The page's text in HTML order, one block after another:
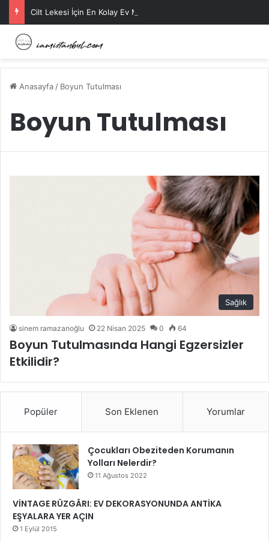
Cilt Lekesi İçin En Kolay Ev Maskeleri Nelerdir?
Anasayfa / Boyun Tutulması
Boyun Tutulması
Sağlık
sinem ramazanoğlu 22 Nisan 2025 0 64
Boyun Tutulmasında Hangi Egzersizler
Etkilidir?
Popüler Son Eklenen Yorumlar
Çocukları Obeziteden Korumanın
Yolları Nelerdir?
11 Ağustos 2022
VİNTAGE RÜZGÂRI: EV DEKORASYONUNDA ANTİKA
EŞYALARA YER AÇIN
1 Eylül 2015